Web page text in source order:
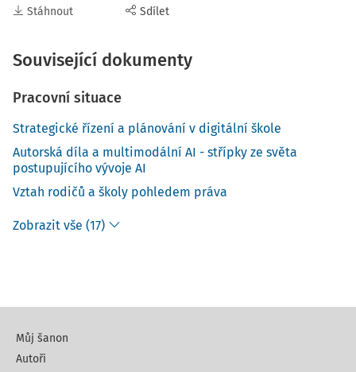
Stáhnout Sdílet
Související dokumenty
Pracovní situace
Strategické řízení a plánování v digitální škole
Autorská díla a multimodální AI - střípky ze světa
postupujícího vývoje AI
Vztah rodičů a školy pohledem práva
Zobrazit vše (17)
Můj šanon
Autoři